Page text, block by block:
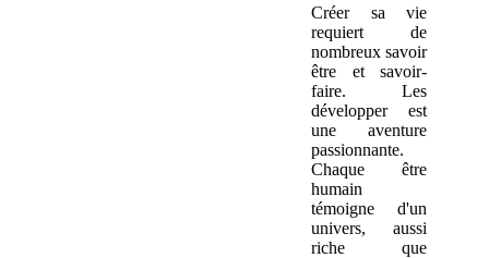
Créer sa vie
requiert de
nombreux savoir
être et savoir-
faire. Les
développer est
une aventure
passionnante.
Chaque être
humain
témoigne d'un
univers, aussi
riche que